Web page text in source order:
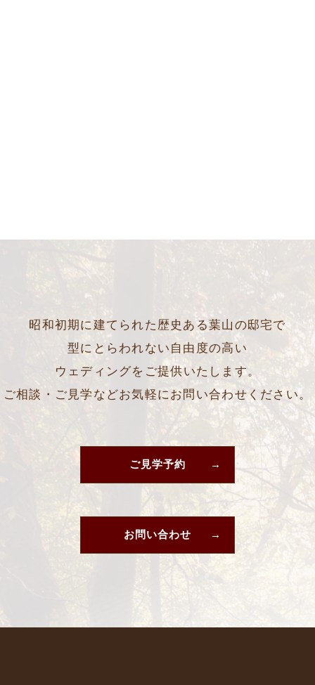
昭和初期に建てられた歴史ある葉山の邸宅で
型にとらわれない自由度の高い
ウェディングをご提供いたします。
ご相談・ご見学などお気軽にお問い合わせください。
ご見学予約
お問い合わせ